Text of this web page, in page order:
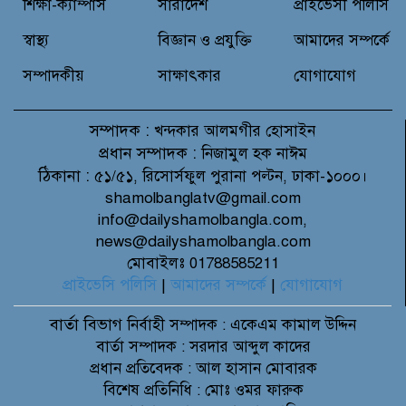
শিক্ষা-ক্যাম্পাস
স্বাস্থ্য
সম্পাদকীয়
সারাদেশ
বিজ্ঞান ও প্রযুক্তি
সাক্ষাৎকার
প্রাইভেসী পলিসি
আমাদের সম্পর্কে
যোগাযোগ
সম্পাদক : খন্দকার আলমগীর হোসাইন
প্রধান সম্পাদক : নিজামুল হক নাঈম
ঠিকানা : ৫১/৫১, রিসোর্সফুল পুরানা পল্টন, ঢাকা-১০০০।
shamolbanglatv@gmail.com
info@dailyshamolbangla.com,
news@dailyshamolbangla.com
মোবাইলঃ 01788585211
প্রাইভেসি পলিসি | আমাদের সম্পর্কে | যোগাযোগ
বার্তা বিভাগনির্বাহী সম্পাদক : একেএম কামাল উদ্দিন
বার্তা সম্পাদক : সরদার আব্দুল কাদের
প্রধান প্রতিবেদক : আল হাসান মোবারক
বিশেষ প্রতিনিধি : মোঃ ওমর ফারুক